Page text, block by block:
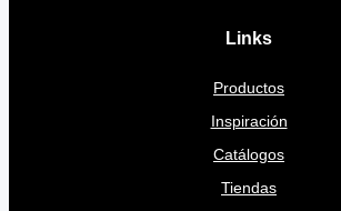
Links
Productos
Inspiración
Catálogos
Tiendas